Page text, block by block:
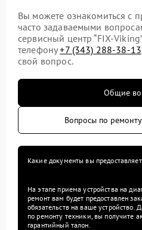
Вы можете ознакомиться с
часто задаваемыми
сервисный центр “FIX-
телефону+7 (343) 288-38-13
свой вопрос.
Общие
Вопросы по
Какие документы вы
На этапе приема устройства на
ремонт вам будет предоставлен
обязательств на ваше устройство.
по ремонту техники, вы получите
гарантийный талон.